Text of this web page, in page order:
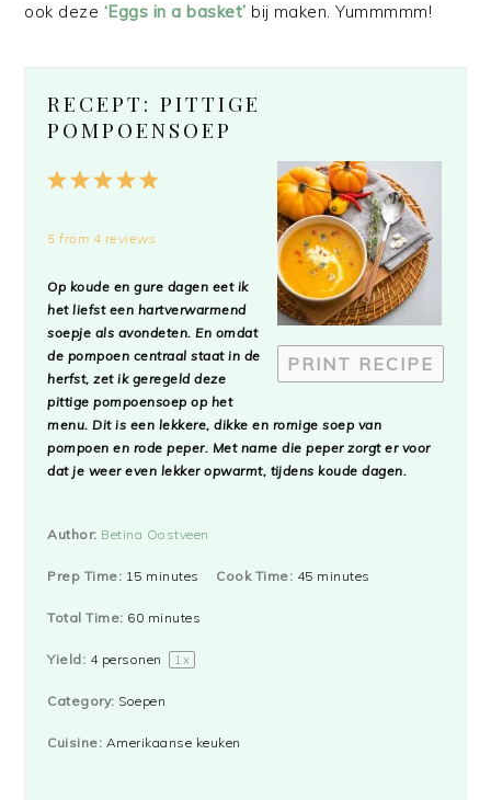
ook deze ‘Eggs in a basket’ bij maken. Yummmmm!
RECEPT: PITTIGE
POMPOENSOEP
PRINT RECIPE
5
4
3
2
1
5 from 4 reviews
Op koude en gure dagen eet ik
het liefst een hartverwarmend
soepje als avondeten. En omdat
de pompoen centraal staat in de
herfst, zet ik geregeld deze
pittige pompoensoep op het
menu. Dit is een lekkere, dikke en romige soep van
pompoen en rode peper. Met name die peper zorgt er voor
dat je weer even lekker opwarmt, tijdens koude dagen.
Author: Betina Oostveen
Prep Time: 15 minutes Cook Time: 45 minutes
Total Time: 60 minutes
Yield: 4personen 1x
Category: Soepen
Cuisine: Amerikaanse keuken